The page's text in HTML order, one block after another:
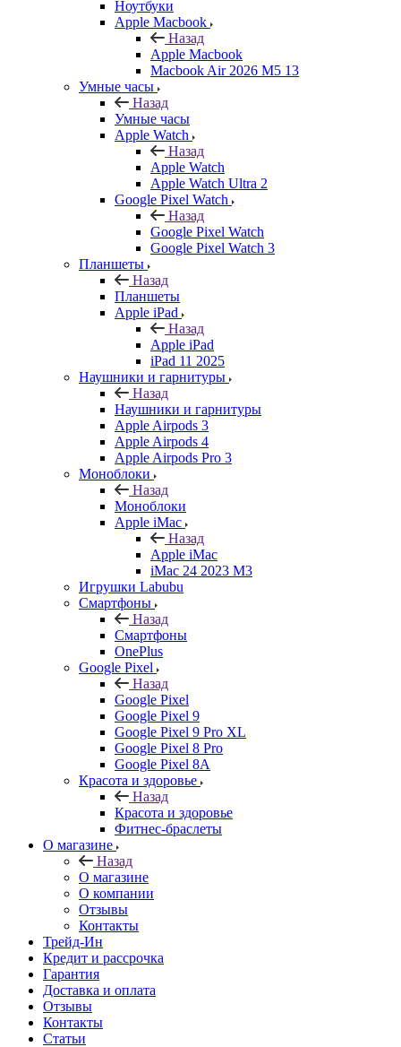
Ноутбуки
Apple Macbook
Назад
Apple Macbook
Macbook Air 2026 M5 13
Умные часы
Назад
Умные часы
Apple Watch
Назад
Apple Watch
Apple Watch Ultra 2
Google Pixel Watch
Назад
Google Pixel Watch
Google Pixel Watch 3
Планшеты
Назад
Планшеты
Apple iPad
Назад
Apple iPad
iPad 11 2025
Наушники и гарнитуры
Назад
Наушники и гарнитуры
Apple Airpods 3
Apple Airpods 4
Apple Airpods Pro 3
Моноблоки
Назад
Моноблоки
Apple iMac
Назад
Apple iMac
iMac 24 2023 M3
Игрушки Labubu
Смартфоны
Назад
Смартфоны
OnePlus
Google Pixel
Назад
Google Pixel
Google Pixel 9
Google Pixel 9 Pro XL
Google Pixel 8 Pro
Google Pixel 8A
Красота и здоровье
Назад
Красота и здоровье
Фитнес-браслеты
О магазине
Назад
О магазине
О компании
Отзывы
Контакты
Трейд-Ин
Кредит и рассрочка
Гарантия
Доставка и оплата
Отзывы
Контакты
Статьи